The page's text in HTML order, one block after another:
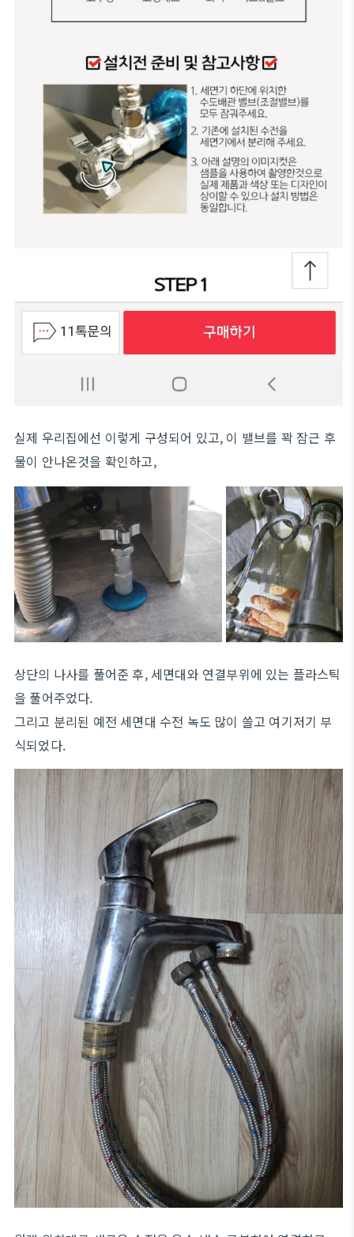
실제 우리집에선 이렇게 구성되어 있고, 이 밸브를 꽉 잠근 후
물이 안나온것을 확인하고,
상단의 나사를 풀어준 후, 세면대와 연결부위에 있는 플라스틱
을 풀어주었다.
그리고 분리된 예전 세면대 수전 녹도 많이 쓸고 여기저기 부
식되었다.